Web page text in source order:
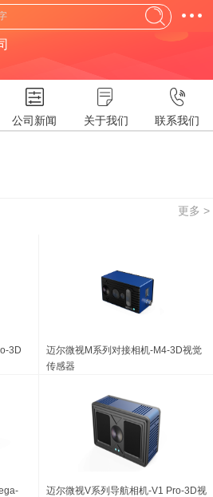
公司新闻 关于我们 联系我们
更多 >
3D
迈尔微视M系列对接相机-M4-3D视觉
传感器
迈尔微视V系列导航相机-V1 Pro-3D视